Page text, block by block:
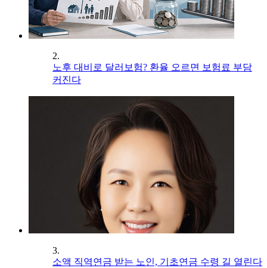
2.
노후 대비로 달러보험? 환율 오르면 보험료 부담
커진다
3.
소액 직역연금 받는 노인, 기초연금 수령 길 열린다